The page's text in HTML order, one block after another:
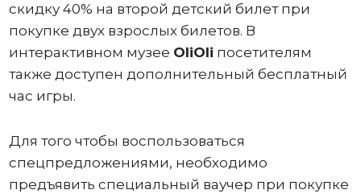
скидку 40% на второй детский билет при
покупке двух взрослых билетов. В
интерактивном музее OliOli посетителям
также доступен дополнительный бесплатный
час игры.
Для того чтобы воспользоваться
спецпредложениями, необходимо
предъявить специальный ваучер при покупке